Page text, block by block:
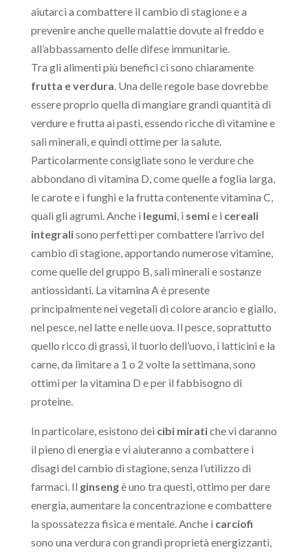
aiutarci a combattere il cambio di stagione e a
prevenire anche quelle malattie dovute al freddo e
all’abbassamento delle difese immunitarie.
Tra gli alimenti più benefici ci sono chiaramente
frutta e verdura. Una delle regole base dovrebbe
essere proprio quella di mangiare grandi quantità di
verdure e frutta ai pasti, essendo ricche di vitamine e
sali minerali, e quindi ottime per la salute.
Particolarmente consigliate sono le verdure che
abbondano di vitamina D, come quelle a foglia larga,
le carote e i funghi e la frutta contenente vitamina C,
quali gli agrumi. Anche i legumi, i semie i cereali
integralisono perfetti per combattere l’arrivo del
cambio di stagione, apportando numerose vitamine,
come quelle del gruppo B, sali minerali e sostanze
antiossidanti. La vitamina A è presente
principalmente nei vegetali di colore arancio e giallo,
nel pesce, nel latte e nelle uova. Il pesce, soprattutto
quello ricco di grassi, il tuorlo dell’uovo, i latticini e la
carne, da limitare a 1 o 2 volte la settimana, sono
ottimi per la vitamina D e per il fabbisogno di
proteine.
In particolare, esistono dei cibi miratiche vi daranno
il pieno di energia e vi aiuteranno a combattere i
disagi del cambio di stagione, senza l’utilizzo di
farmaci. Il ginsengè uno tra questi, ottimo per dare
energia, aumentare la concentrazione e combattere
la spossatezza fisica e mentale. Anche i carciofi
sono una verdura con grandi proprietà energizzanti,